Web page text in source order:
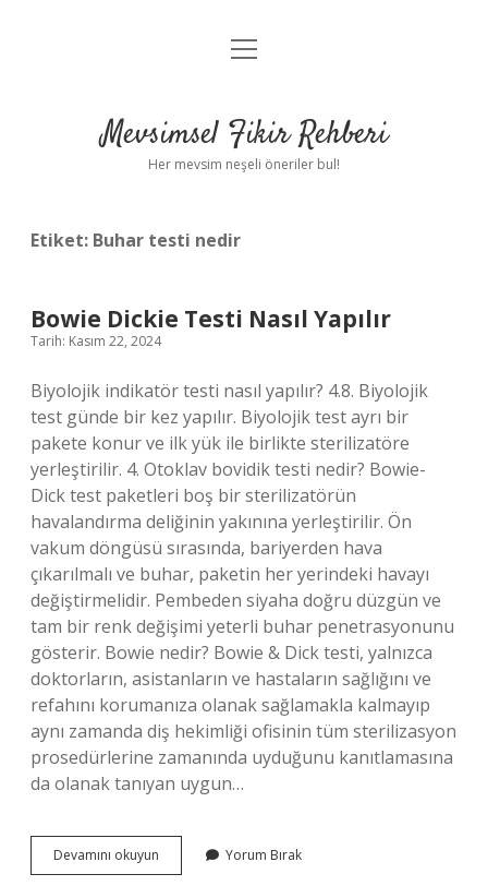
Anasayfa
Yasal Uyarı
menüyü
Mevsimsel Fikir Rehberi
Her mevsim neşeli öneriler bul!
Etiket: Buhar testi nedir
Bowie Dickie Testi Nasıl Yapılır
Tarih: Kasım 22, 2024
Biyolojik indikatör testi nasıl yapılır? 4.8. Biyolojik
test günde bir kez yapılır. Biyolojik test ayrı bir
pakete konur ve ilk yük ile birlikte sterilizatöre
yerleştirilir. 4. Otoklav bovidik testi nedir? Bowie-
Dick test paketleri boş bir sterilizatörün
havalandırma deliğinin yakınına yerleştirilir. Ön
vakum döngüsü sırasında, bariyerden hava
çıkarılmalı ve buhar, paketin her yerindeki havayı
değiştirmelidir. Pembeden siyaha doğru düzgün ve
tam bir renk değişimi yeterli buhar penetrasyonunu
gösterir. Bowie nedir? Bowie & Dick testi, yalnızca
doktorların, asistanların ve hastaların sağlığını ve
refahını korumanıza olanak sağlamakla kalmayıp
aynı zamanda diş hekimliği ofisinin tüm sterilizasyon
prosedürlerine zamanında uyduğunu kanıtlamasına
da olanak tanıyan uygun…
Devamını okuyun
Dickie
Yorum Bırak